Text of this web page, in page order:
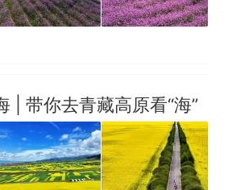
| 带你去青藏高原看“海”